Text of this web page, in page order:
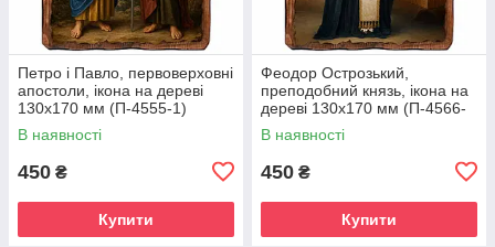
Петро і Павло, первоверховні
апостоли, ікона на дереві
130х170 мм (П-4555-1)
В наявності
450 ₴
Купити
Феодор Острозький,
преподобний князь, ікона на
дереві 130х170 мм (П-4566-
1)
В наявності
450 ₴
Купити